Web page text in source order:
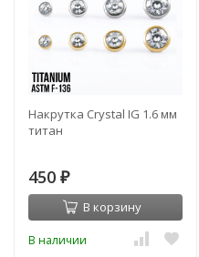
Накрутка Crystal IG 1.6 мм
титан
450 ₽
В корзину
В наличии